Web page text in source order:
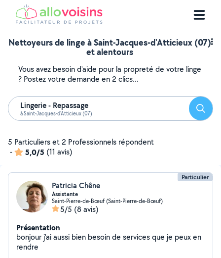
Nettoyeurs de linge à Saint-Jacques-d'Atticieux (07)
et alentours
Vous avez besoin d'aide pour la propreté de votre linge
? Postez votre demande en 2 clics...
Lingerie - Repassage
à Saint-Jacques-d'Atticieux (07)
5 Particuliers et 2 Professionnels répondent
-
5,0/5 (11 avis)
Particulier
Patricia Chêne
Assistante
Saint-Pierre-de-Bœuf (Saint-Pierre-de-Bœuf)
5/5 (8 avis)
Présentation
bonjour j'ai aussi bien besoin de services que je peux en
rendre